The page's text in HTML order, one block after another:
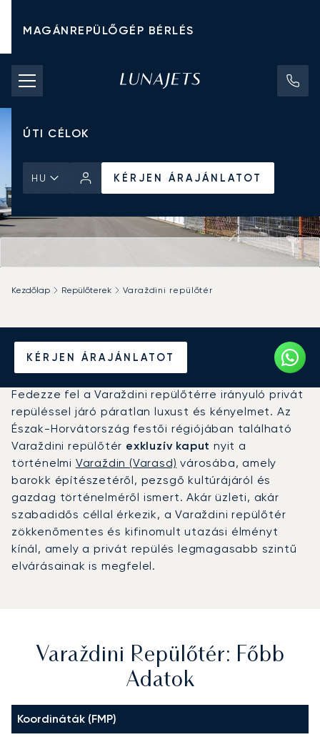
MAGÁNREPÜLŐGÉP BÉRLÉS
CHARTER ÁRAK
MAGÁNREPÜLŐGÉPEK
ÚTI CÉLOK
HU KÉRJEN ÁRAJÁNLATOT
KÉRJEN ÁRAJÁNLATOT
Kezdőlap Repülőterek Varaždini repülőtér
Magánrepülőgép bérlése a
Varaždini repülőtérre ()
Fedezze fel a Varaždini repülőtérre irányuló privát
repüléssel járó páratlan luxust és kényelmet. Az
Észak-Horvátország festői régiójában található
Varaždini repülőtér exkluzív kaput nyit a
történelmi Varaždin (Varasd) városába, amely
barokk építészetéről, pezsgő kultúrájáról és
gazdag történelméről ismert. Akár üzleti, akár
szabadidős céllal érkezik, a Varaždini repülőtér
zökkenőmentes és kifinomult utazási élményt
kínál, amely a privát repülés legmagasabb szintű
elvárásainak is megfelel.
Varaždini Repülőtér: Főbb
Adatok
Koordináták (FMP)